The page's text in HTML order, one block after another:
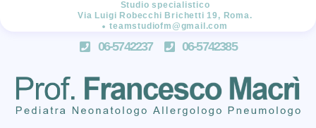
Studio specialistico
Via Luigi Robecchi Brichetti 19, Roma.
teamstudiofm@gmail.com
06-5742237 06-5742385